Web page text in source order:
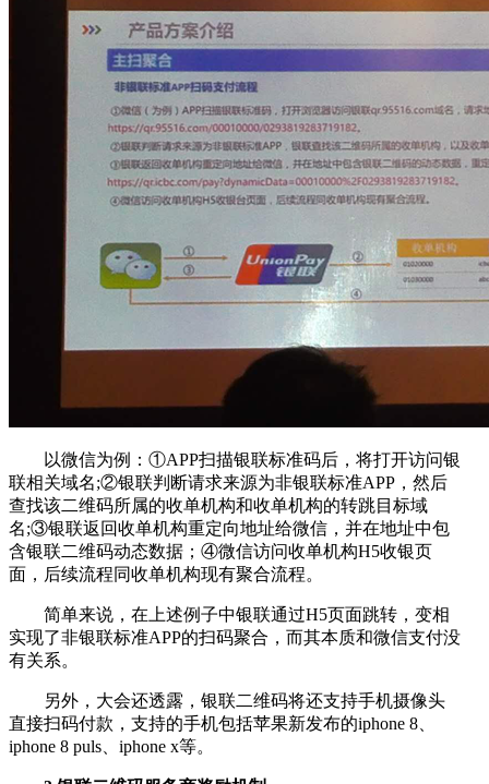
以微信为例：①APP扫描银联标准码后，将打开访问银
联相关域名;②银联判断请求来源为非银联标准APP，然后
查找该二维码所属的收单机构和收单机构的转跳目标域
名;③银联返回收单机构重定向地址给微信，并在地址中包
含银联二维码动态数据；④微信访问收单机构H5收银页
面，后续流程同收单机构现有聚合流程。
简单来说，在上述例子中银联通过H5页面跳转，变相
实现了非银联标准APP的扫码聚合，而其本质和微信支付没
有关系。
另外，大会还透露，银联二维码将还支持手机摄像头
直接扫码付款，支持的手机包括苹果新发布的iphone 8、
iphone 8 puls、iphone x等。